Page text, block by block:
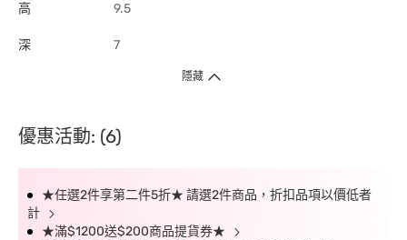
高 9.5
深 7
隱藏
優惠活動: (6)
★任選2件享第二件5折★ 請選2件商品，折扣品項以價低者
計
★滿$1200送$200商品提貨券★